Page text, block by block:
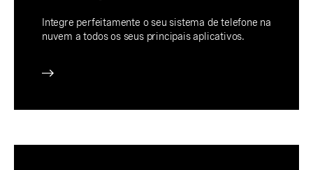
Integre perfeitamente o seu sistema de telefone na
nuvem a todos os seus principais aplicativos.